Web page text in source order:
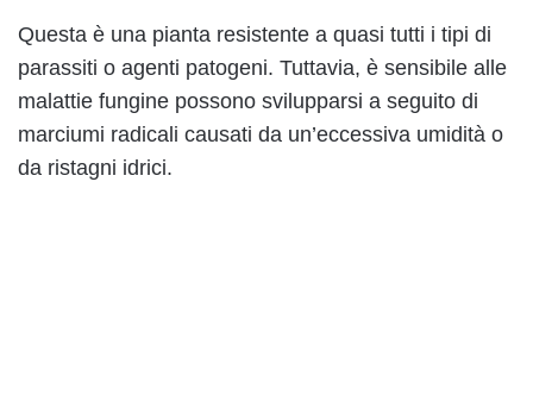
Questa è una pianta resistente a quasi tutti i tipi di
parassiti o agenti patogeni. Tuttavia, è sensibile alle
malattie fungine possono svilupparsi a seguito di
marciumi radicali causati da un’eccessiva umidità o
da ristagni idrici.